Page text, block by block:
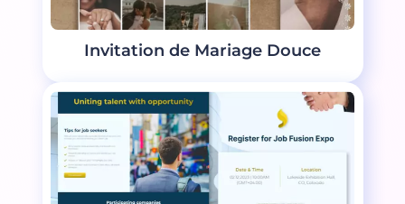
Invitation de Mariage Douce